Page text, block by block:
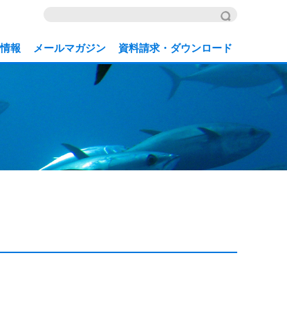
報 メールマガジン 資料請求・ダウンロード